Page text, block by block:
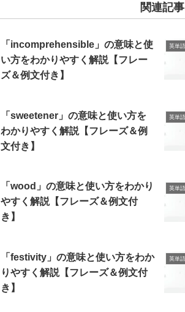
関連記事
「incomprehensible」の意味と使
い方をわかりやすく解説【フレー
ズ＆例文付き】
「sweetener」の意味と使い方を
わかりやすく解説【フレーズ＆例
文付き】
「wood」の意味と使い方をわかり
やすく解説【フレーズ＆例文付
き】
「festivity」の意味と使い方をわか
りやすく解説【フレーズ＆例文付
き】